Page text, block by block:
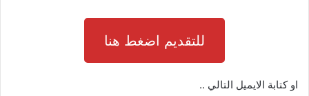
للتقديم اضغط هنا
او كتابة الايميل التالي ..